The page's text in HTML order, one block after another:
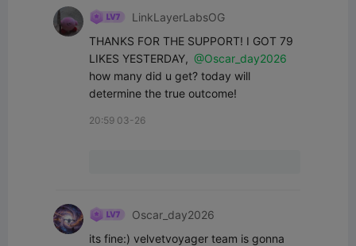
LinkLayerLabsOG
THANKS FOR THE SUPPORT! I GOT 79
LIKES YESTERDAY, @Oscar_day2026
how many did u get? today will
determine the true outcome!
20:59 03-26
Oscar_day2026
its fine:) velvetvoyager team is gonna